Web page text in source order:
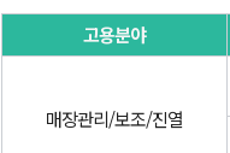
고용분야
매장관리/보조/진열